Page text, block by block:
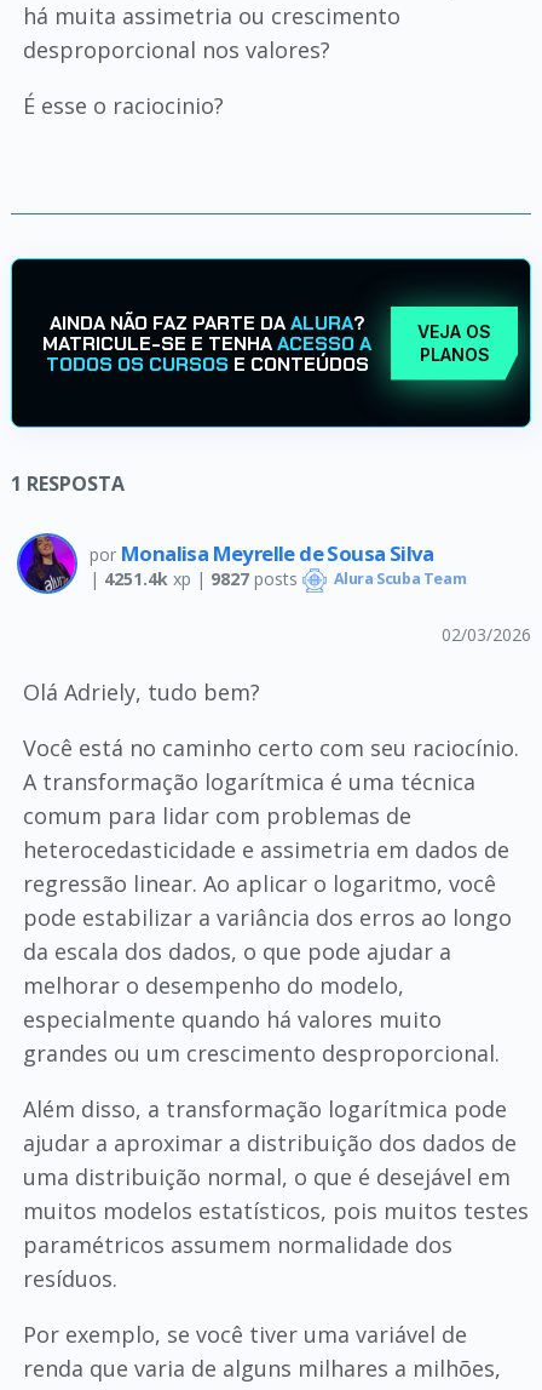
há muita assimetria ou crescimento
desproporcional nos valores?
É esse o raciocinio?
AINDA NÃO FAZ PARTE DAALURA?
MATRICULE-SE E TENHAACESSO A
TODOS OS CURSOS E CONTEÚDOS
VEJA OS
PLANOS
1 RESPOSTA
por Monalisa Meyrelle de Sousa Silva
| 4251.4k xp | 9827posts Alura Scuba Team
02/03/2026
Olá Adriely, tudo bem?
Você está no caminho certo com seu raciocínio.
A transformação logarítmica é uma técnica
comum para lidar com problemas de
heterocedasticidade e assimetria em dados de
regressão linear. Ao aplicar o logaritmo, você
pode estabilizar a variância dos erros ao longo
da escala dos dados, o que pode ajudar a
melhorar o desempenho do modelo,
especialmente quando há valores muito
grandes ou um crescimento desproporcional.
Além disso, a transformação logarítmica pode
ajudar a aproximar a distribuição dos dados de
uma distribuição normal, o que é desejável em
muitos modelos estatísticos, pois muitos testes
paramétricos assumem normalidade dos
resíduos.
Por exemplo, se você tiver uma variável de
renda que varia de alguns milhares a milhões,